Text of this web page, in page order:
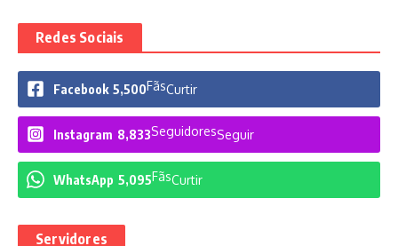
Redes Sociais
Facebook 5,500FãsCurtir
Instagram 8,833SeguidoresSeguir
WhatsApp 5,095FãsCurtir
Servidores